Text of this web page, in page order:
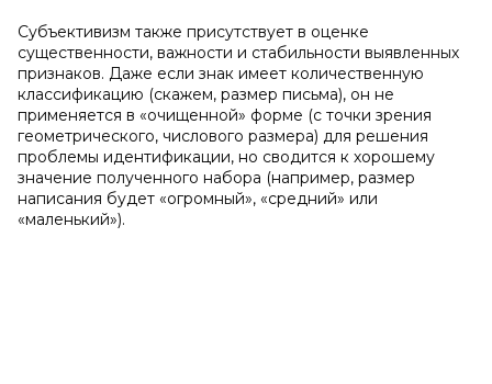
Субъективизм также присутствует в оценке
существенности, важности и стабильности выявленных
признаков. Даже если знак имеет количественную
классификацию (скажем, размер письма), он не
применяется в «очищенной» форме (с точки зрения
геометрического, числового размера) для решения
проблемы идентификации, но сводится к хорошему
значение полученного набора (например, размер
написания будет «огромный», «средний» или
«маленький»).